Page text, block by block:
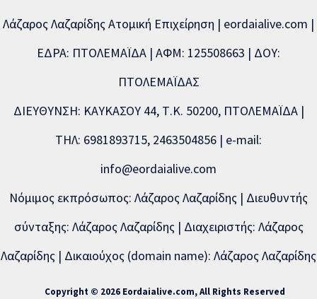
Λάζαρος Λαζαρίδης Ατομική Επιχείρηση | eordaialive.com |
ΕΔΡΑ: ΠΤΟΛΕΜΑΪΔΑ | ΑΦΜ: 125508663 | ΔΟΥ:
ΠΤΟΛΕΜΑΪΔΑΣ
ΔΙΕΥΘΥΝΣΗ: ΚΑΥΚΑΣΟΥ 44, Τ.Κ. 50200, ΠΤΟΛΕΜΑΪΔΑ |
ΤΗΛ: 6981893715, 2463504856 | e-mail:
info@eordaialive.com
Νόμιμος εκπρόσωπος: Λάζαρος Λαζαρίδης | Διευθυντής
σύνταξης: Λάζαρος Λαζαρίδης | Διαχειριστής: Λάζαρος
Λαζαρίδης | Δικαιούχος (domain name): Λάζαρος Λαζαρίδης
Copyright © 2026 Eordaialive.com, All Rights Reserved